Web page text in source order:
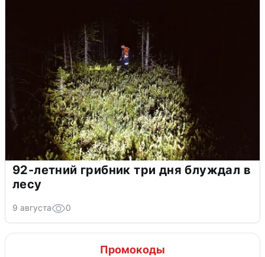
92-летний грибник три дня блуждал в
лесу
9 августа 0
Промокоды